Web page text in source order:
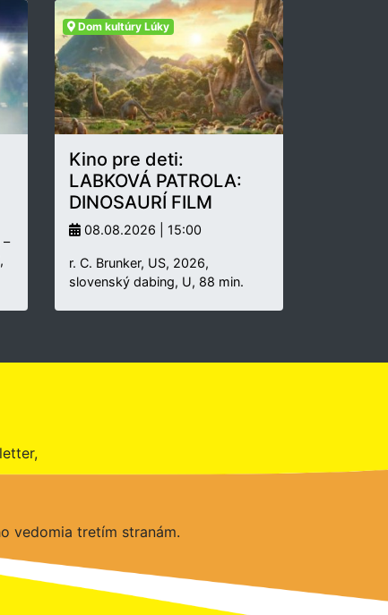
–
Dom kultúry Lúky
Kino pre deti:
LABKOVÁ PATROLA:
DINOSAURÍ FILM
08.08.2026 | 15:00
r. C. Brunker, US, 2026,
slovenský dabing, U, 88 min.
vedomia tretím stranám.